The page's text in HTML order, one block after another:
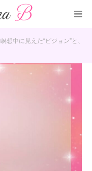
瞑想中に見えた“ビジョン”と、